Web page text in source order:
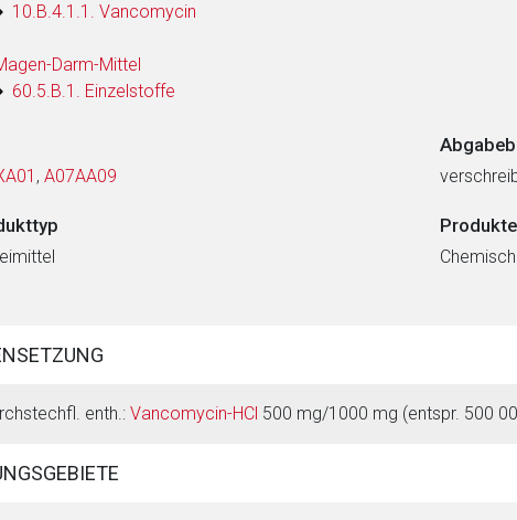
10.B.4.1.1. Vancomycin
Darm-Mittel
60.5.B.1. Einzelstoffe
, A07AA09
Chemisch
enth.: Vancomycin-HCl 500 mg/1000 mg (entspr. 500